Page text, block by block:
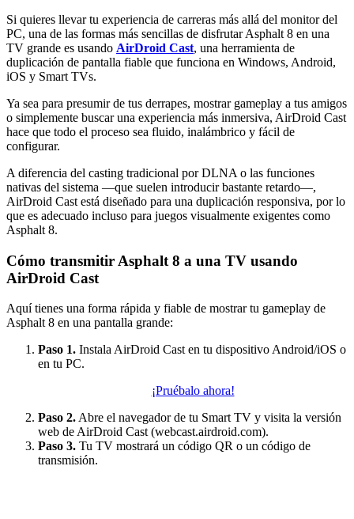
Si quieres llevar tu experiencia de carreras más allá del monitor del
PC, una de las formas más sencillas de disfrutar Asphalt 8 en una
TV grande es usando AirDroid Cast, una herramienta de
duplicación de pantalla fiable que funciona en Windows, Android,
iOS y Smart TVs.
Ya sea para presumir de tus derrapes, mostrar gameplay a tus amigos
o simplemente buscar una experiencia más inmersiva, AirDroid Cast
hace que todo el proceso sea fluido, inalámbrico y fácil de
configurar.
A diferencia del casting tradicional por DLNA o las funciones
nativas del sistema —que suelen introducir bastante retardo—,
AirDroid Cast está diseñado para una duplicación responsiva, por lo
que es adecuado incluso para juegos visualmente exigentes como
Asphalt 8.
Cómo transmitir Asphalt 8 a una TV usando
AirDroid Cast
Aquí tienes una forma rápida y fiable de mostrar tu gameplay de
Asphalt 8 en una pantalla grande:
Paso 1. Instala AirDroid Cast en tu dispositivo Android/iOS o
en tu PC.
¡Pruébalo ahora!
Paso 2.Abre el navegador de tu Smart TV y visita la versión
web de AirDroid Cast (webcast.airdroid.com).
Paso 3. Tu TV mostrará un código QR o un código de
transmisión.